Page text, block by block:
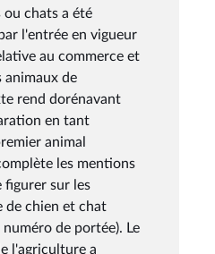
ou chats a été
l'entrée en vigueur
au commerce et
animaux de
rend dorénavant
en tant
animal
les mentions
figurer sur les
de chien et chat
de portée). Le
l'agriculture a